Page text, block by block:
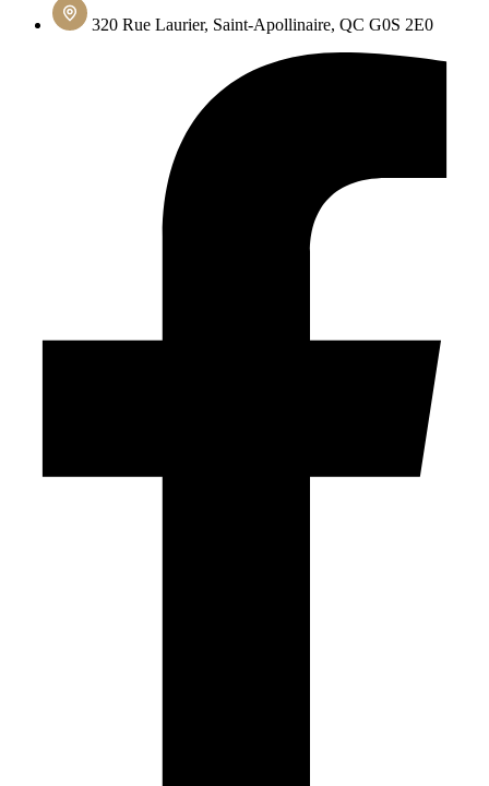
320 Rue Laurier, Saint-Apollinaire, QC G0S 2E0